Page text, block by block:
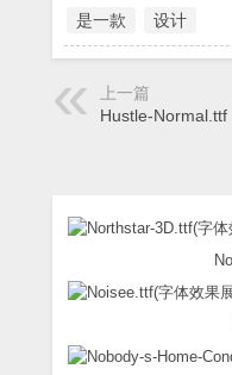
是一款 设计
上一篇
Hustle-Normal.ttf